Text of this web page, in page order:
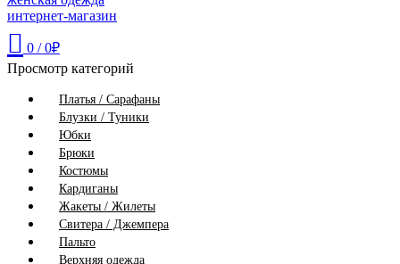
0 / 0₽
Просмотр категорий
Платья / Сарафаны
Блузки / Туники
Юбки
Брюки
Костюмы
Кардиганы
Жакеты / Жилеты
Свитера / Джемпера
Пальто
Верхняя одежда